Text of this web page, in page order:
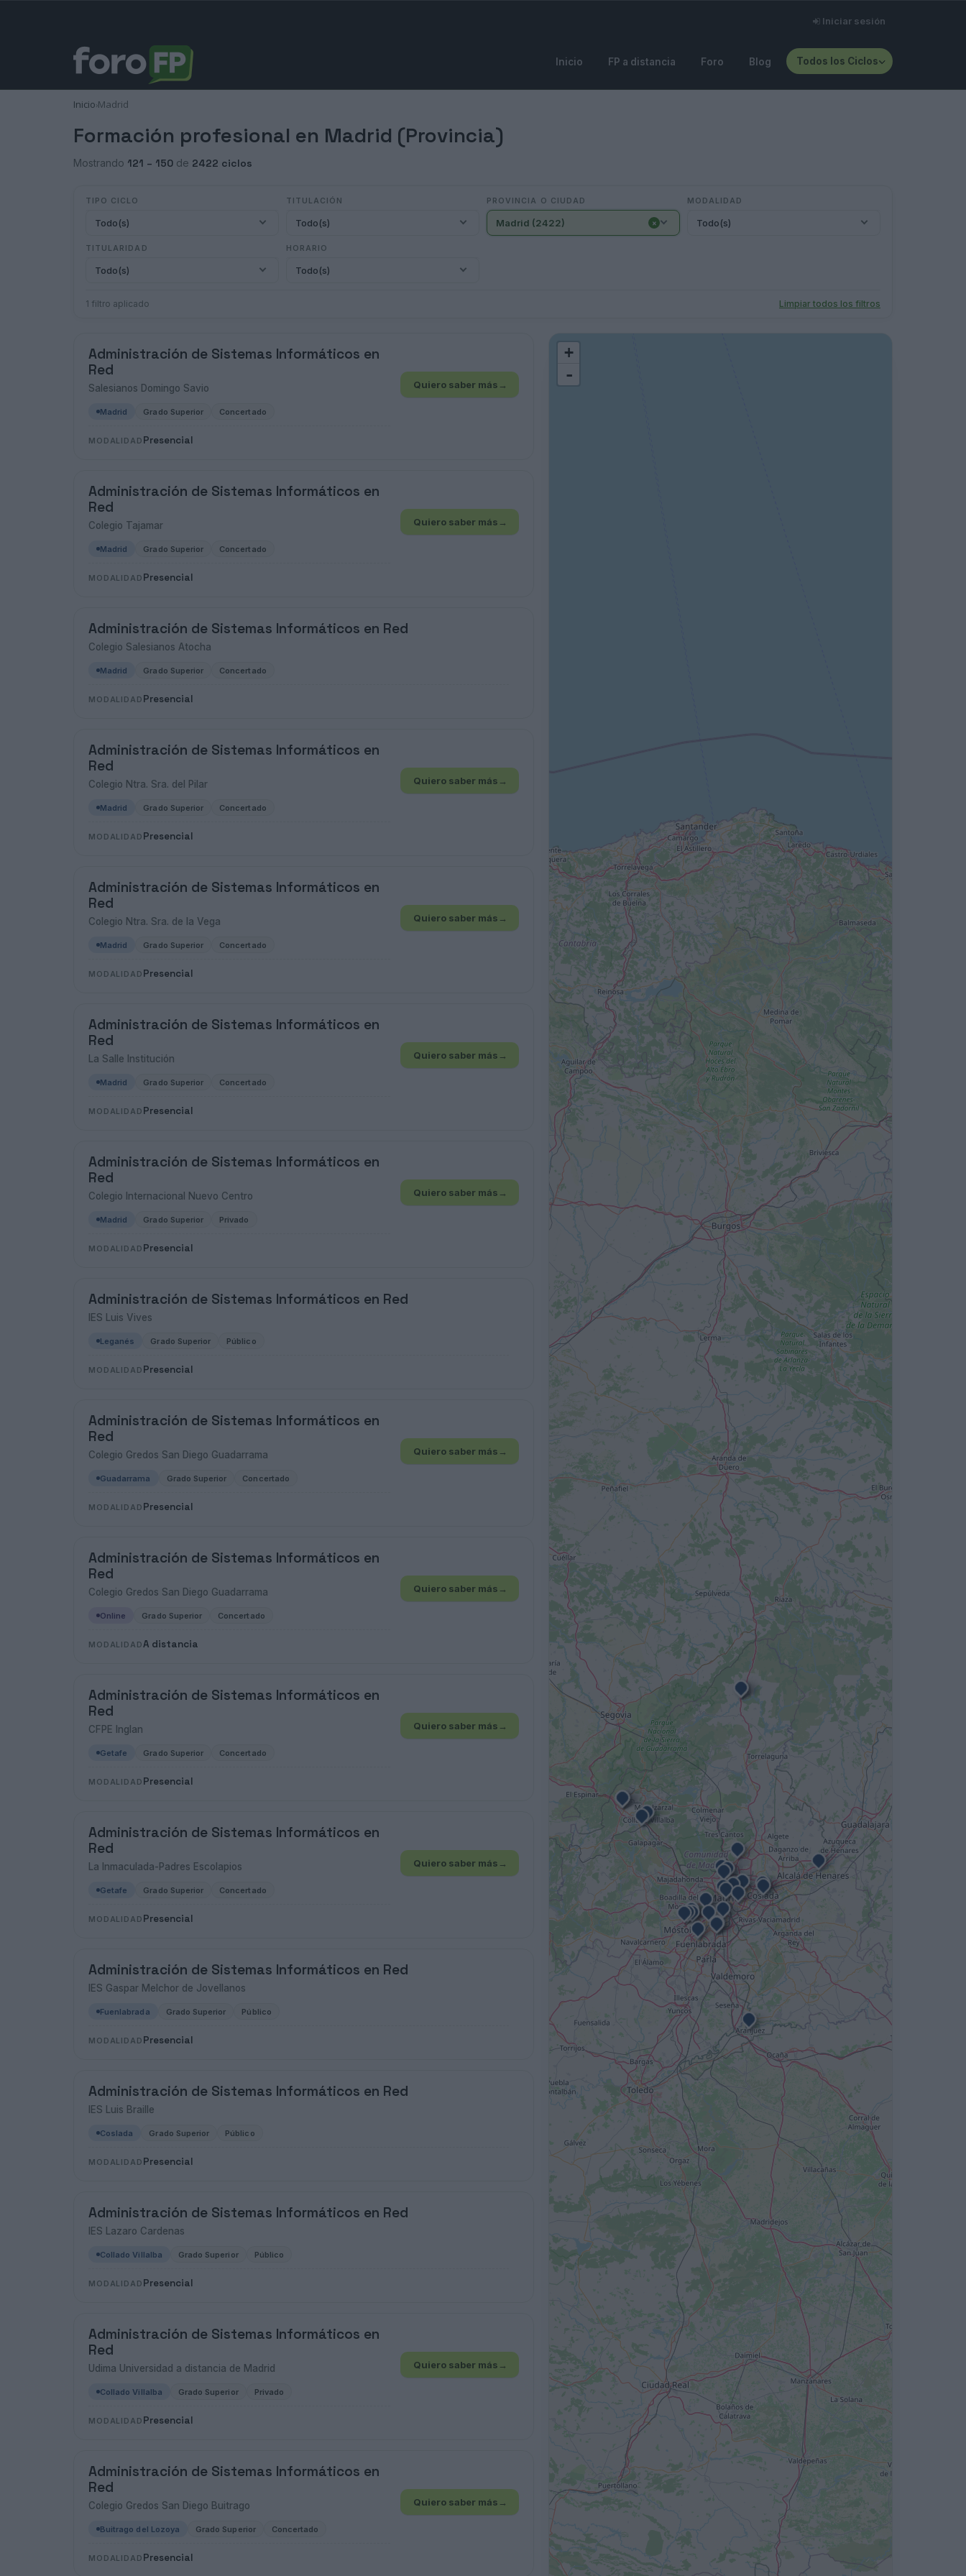
Iniciar sesión
Inicio FP a distancia Foro Blog Todos los Ciclos
Inicio›Madrid
Formación profesional en Madrid (Provincia)
Mostrando 121 – 150 de 2422 ciclos
TIPO CICLO
Todo(s)
TITULACIÓN
Todo(s)
PROVINCIA O CIUDAD
Madrid (2422) ×
MODALIDAD
Todo(s)
TITULARIDAD
Todo(s)
HORARIO
Todo(s)
1 filtro aplicado Limpiar todos los filtros
Administración de Sistemas Informáticos en
Red
Salesianos Domingo Savio
Madrid Grado Superior Concertado
MODALIDAD Presencial
Quiero saber más →
Administración de Sistemas Informáticos en
Red
Colegio Tajamar
Madrid Grado Superior Concertado
MODALIDAD Presencial
Quiero saber más →
Administración de Sistemas Informáticos en Red
Colegio Salesianos Atocha
Madrid Grado Superior Concertado
MODALIDAD Presencial
Administración de Sistemas Informáticos en
Red
Colegio Ntra. Sra. del Pilar
Madrid Grado Superior Concertado
MODALIDAD Presencial
Quiero saber más →
Administración de Sistemas Informáticos en
Red
Colegio Ntra. Sra. de la Vega
Madrid Grado Superior Concertado
MODALIDAD Presencial
Quiero saber más →
Administración de Sistemas Informáticos en
Red
La Salle Institución
Madrid Grado Superior Concertado
MODALIDAD Presencial
Quiero saber más →
Administración de Sistemas Informáticos en
Red
Colegio Internacional Nuevo Centro
Madrid Grado Superior Privado
MODALIDAD Presencial
Quiero saber más →
Administración de Sistemas Informáticos en Red
IES Luis Vives
Leganés Grado Superior Público
MODALIDAD Presencial
Administración de Sistemas Informáticos en
Red
Colegio Gredos San Diego Guadarrama
Guadarrama Grado Superior Concertado
MODALIDAD Presencial
Quiero saber más →
Administración de Sistemas Informáticos en
Red
Colegio Gredos San Diego Guadarrama
Online Grado Superior Concertado
MODALIDADA distancia
Quiero saber más →
Administración de Sistemas Informáticos en
Red
CFPE Inglan
Getafe Grado Superior Concertado
MODALIDAD Presencial
Quiero saber más →
Administración de Sistemas Informáticos en
Red
La Inmaculada-Padres Escolapios
Getafe Grado Superior Concertado
MODALIDAD Presencial
Quiero saber más →
Administración de Sistemas Informáticos en Red
IES Gaspar Melchor de Jovellanos
Fuenlabrada Grado Superior Público
MODALIDAD Presencial
Administración de Sistemas Informáticos en Red
IES Luis Braille
Coslada Grado Superior Público
MODALIDAD Presencial
Administración de Sistemas Informáticos en Red
IES Lazaro Cardenas
Collado Villalba Grado Superior Público
MODALIDAD Presencial
Administración de Sistemas Informáticos en
Red
Udima Universidad a distancia de Madrid
Collado Villalba Grado Superior Privado
MODALIDAD Presencial
Quiero saber más →
Administración de Sistemas Informáticos en
Red
Colegio Gredos San Diego Buitrago
Buitrago del Lozoya Grado Superior Concertado
MODALIDAD Presencial
Quiero saber más →
+
-